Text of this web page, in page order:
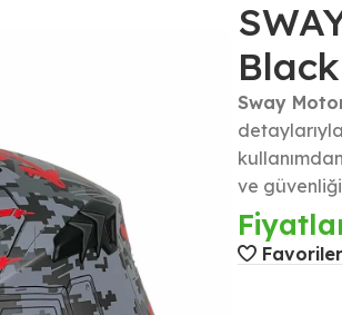
Sway
ve